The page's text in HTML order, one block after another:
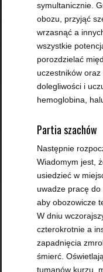
symultanicznie.
obozu, przyjąć
wrzasnąć a
wszystkie
porozdzielać
uczestników
dolegliwości i
hemoglobina,
Partia szachów
Następnie
Wiadomym jest,
usiedzieć w
uwadze pracę
aby obozowicze
W dniu
czterokrotnie a
zapadnięcia
śmierć.
tumanów kurzu,